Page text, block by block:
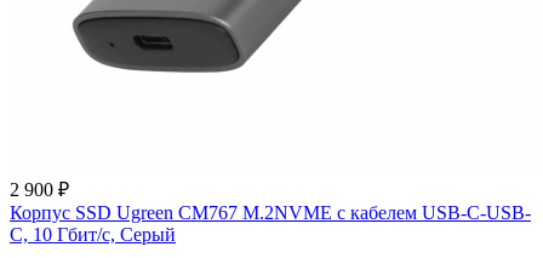
2 900 ₽
Корпус SSD Ugreen CM767 M.2NVME с кабелем USB-C-USB-
C, 10 Гбит/с, Серый